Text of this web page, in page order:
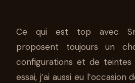
Ce qui est top avec
proposent toujours un
configurations et de
essai, j’ai aussi eu